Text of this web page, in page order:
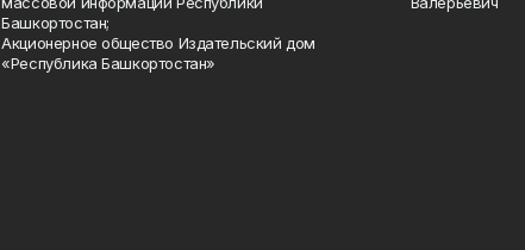
Башкортостан;
Акционерное общество Издательский дом
«Республика Башкортостан»